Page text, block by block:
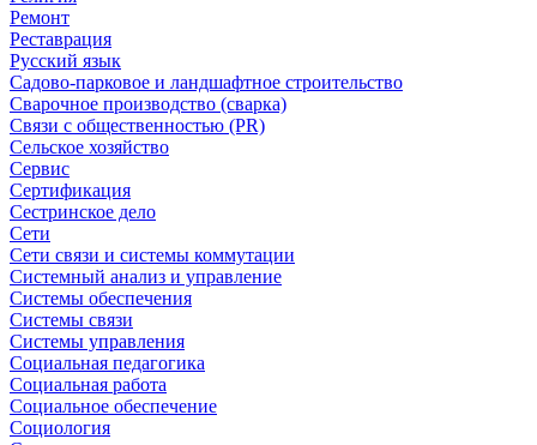
Ремонт
Реставрация
Русский язык
Садово-парковое и ландшафтное строительство
Сварочное производство (сварка)
Связи с общественностью (PR)
Сельское хозяйство
Сервис
Сертификация
Сестринское дело
Сети
Сети связи и системы коммутации
Системный анализ и управление
Системы обеспечения
Системы связи
Системы управления
Социальная педагогика
Социальная работа
Социальное обеспечение
Социология